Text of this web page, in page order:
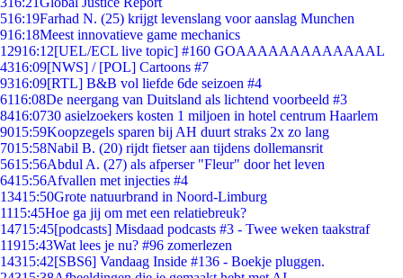
516:19Farhad N. (25) krijgt levenslang voor aanslag Munchen
916:18Meest innovatieve game mechanics
12916:12[UEL/ECL live topic] #160 GOAAAAAAAAAAAAAL
4316:09[NWS] / [POL] Cartoons #7
9316:09[RTL] B&B vol liefde 6de seizoen #4
6116:08De neergang van Duitsland als lichtend voorbeeld #3
8416:0730 asielzoekers kosten 1 miljoen in hotel centrum Haarlem
9015:59Koopzegels sparen bij AH duurt straks 2x zo lang
7015:58Nabil B. (20) rijdt fietser aan tijdens dollemansrit
5615:56Abdul A. (27) als afperser "Fleur" door het leven
6415:56Afvallen met injecties #4
13415:50Grote natuurbrand in Noord-Limburg
1115:45Hoe ga jij om met een relatiebreuk?
14715:45[podcasts] Misdaad podcasts #3 - Twee weken taakstraf
11915:43Wat lees je nu? #96 zomerlezen
14315:42[SBS6] Vandaag Inside #136 - Boekje pluggen.